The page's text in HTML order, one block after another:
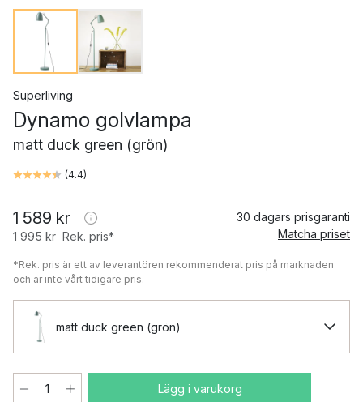
Superliving
Dynamo golvlampa
matt duck green (grön)
(4.4)
1 589 kr
1 995 kr Rek. pris*
30 dagars prisgaranti
Matcha priset
*Rek. pris är ett av leverantören rekommenderat pris på marknaden
och är inte vårt tidigare pris.
matt duck green (grön)
Lägg i varukorg